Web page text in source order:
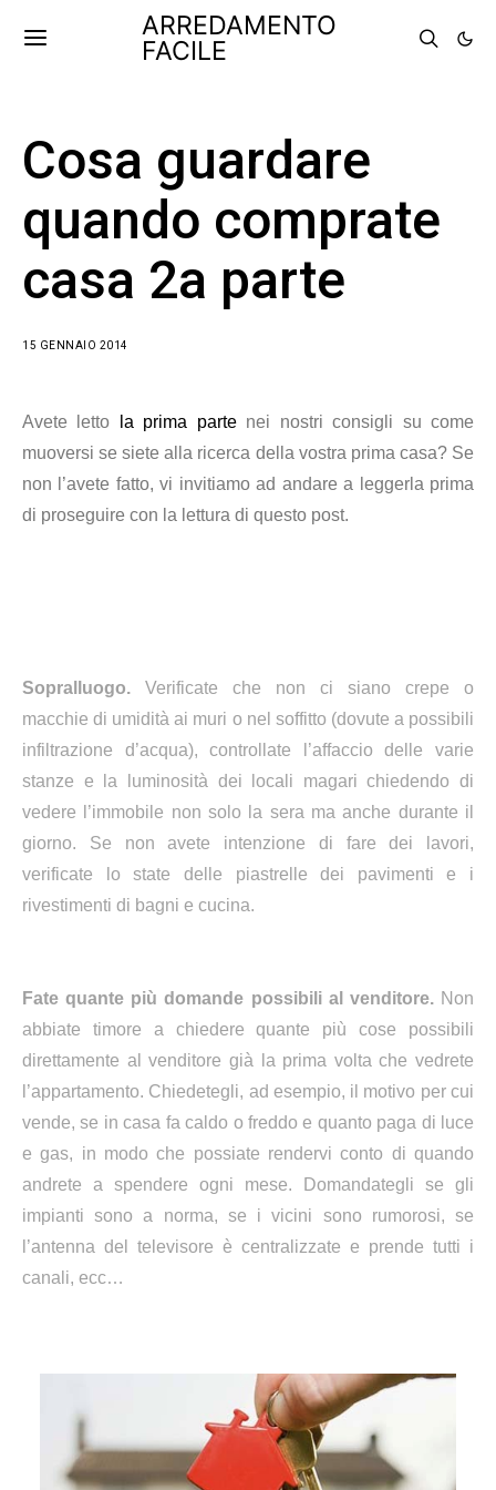
ARREDAMENTO
FACILE
Cosa guardare
quando comprate
casa 2a parte
15 GENNAIO 2014
Avete letto la prima partenei nostri consigli su come
muoversi se siete alla ricerca della vostra prima casa? Se
non l’avete fatto, vi invitiamo ad andare a leggerla prima
di proseguire con la lettura di questo post.
Sopralluogo. Verificate che non ci siano crepe o
macchie di umidità ai muri o nel soffitto (dovute a possibili
infiltrazione d’acqua), controllate l’affaccio delle varie
stanze e la luminosità dei locali magari chiedendo di
vedere l’immobile non solo la sera ma anche durante il
giorno. Se non avete intenzione di fare dei lavori,
verificate lo state delle piastrelle dei pavimenti e i
rivestimenti di bagni e cucina.
Fate quante più domande possibili al venditore. Non
abbiate timore a chiedere quante più cose possibili
direttamente al venditore già la prima volta che vedrete
l’appartamento. Chiedetegli, ad esempio, il motivo per cui
vende, se in casa fa caldo o freddo e quanto paga di luce
e gas, in modo che possiate rendervi conto di quando
andrete a spendere ogni mese. Domandategli se gli
impianti sono a norma, se i vicini sono rumorosi, se
l’antenna del televisore è centralizzate e prende tutti i
canali, ecc…